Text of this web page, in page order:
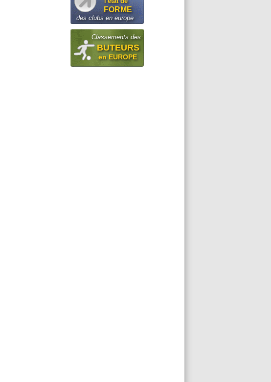
FORME
des clubs en europe
Classements des
BUTEURS
en EUROPE